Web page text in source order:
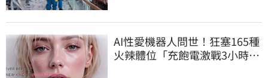
AI性愛機器人問世！狂塞165種
火辣體位「充飽電激戰3小時」